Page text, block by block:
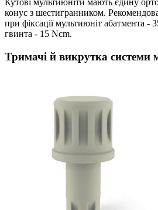
конус з шестигранником.
при фіксації мультиюніт абатмента -
гвинта - 15 Ncm.
Тримачі й викрутка системи